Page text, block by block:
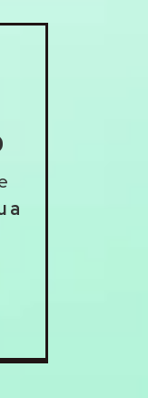
a